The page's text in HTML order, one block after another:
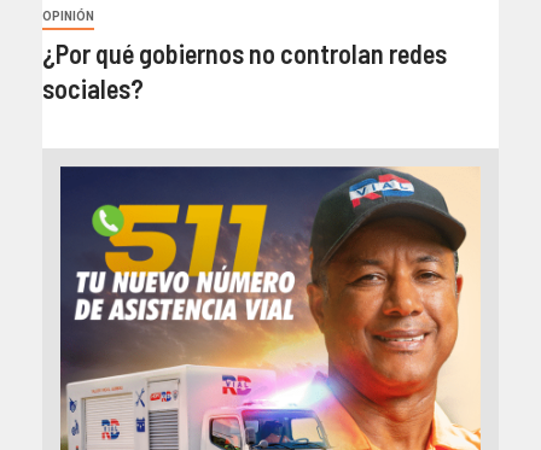
OPINIÓN
¿Por qué gobiernos no controlan redes
sociales?